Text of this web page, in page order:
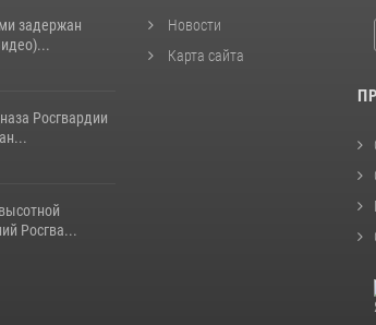
задержан
Росгвардии
Росгва...
Новости
Карта сайта